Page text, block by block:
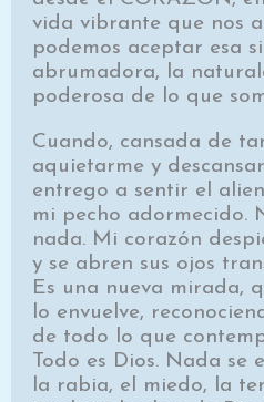
vida vibrante que nos
podemos aceptar esa
abrumadora, la
poderosa de lo que
Cuando, cansada de
aquietarme y
entrego a sentir el
mi pecho adormecido.
nada. Mi corazón
y se abren sus ojos
Es una nueva mirada,
lo envuelve,
de todo lo que
Todo es Dios. Nada se
la rabia, el miedo, la